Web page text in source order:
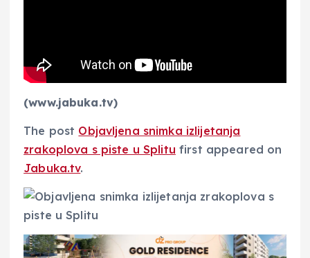
(www.jabuka.tv)
The post Objavljena snimka izlijetanja
zrakoplova s piste u Splitu first appeared on
Jabuka.tv.